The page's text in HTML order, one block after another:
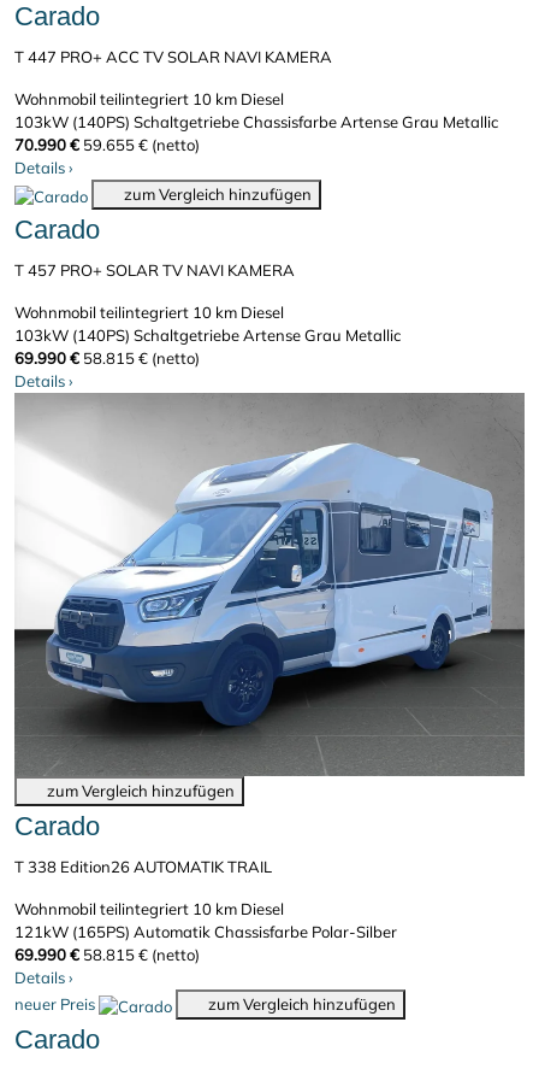
Carado
T 447 PRO+ ACC TV SOLAR NAVI KAMERA
Wohnmobil teilintegriert 10 km Diesel
103kW (140PS) SchaltgetriebeChassisfarbe Artense Grau Metallic
70.990 € 59.655 € (netto)
Details›
zum Vergleich hinzufügen
Carado
T 457 PRO+ SOLAR TV NAVI KAMERA
Wohnmobil teilintegriert 10 km Diesel
103kW (140PS) SchaltgetriebeArtense Grau Metallic
69.990 € 58.815 € (netto)
Details›
zum Vergleich hinzufügen
Carado
T 338 Edition26 AUTOMATIK TRAIL
Wohnmobil teilintegriert 10 km Diesel
121kW (165PS) AutomatikChassisfarbe Polar-Silber
69.990 € 58.815 € (netto)
Details›
neuer Preis
zum Vergleich hinzufügen
Carado